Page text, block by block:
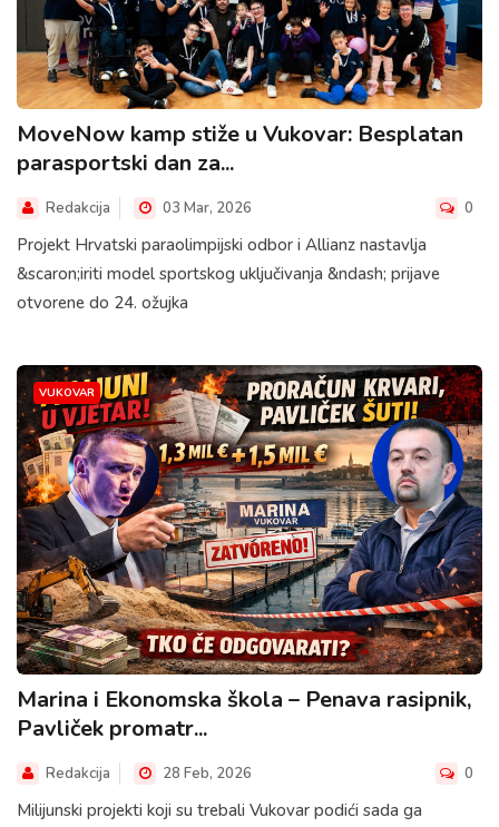
MoveNow kamp stiže u Vukovar: Besplatan
parasportski dan za...
Redakcija 03 Mar, 2026 0
Projekt Hrvatski paraolimpijski odbor i Allianz nastavlja
&scaron;iriti model sportskog uključivanja &ndash; prijave
otvorene do 24. ožujka
VUKOVAR
Marina i Ekonomska škola – Penava rasipnik,
Pavliček promatr...
Redakcija 28 Feb, 2026 0
Milijunski projekti koji su trebali Vukovar podići sada ga